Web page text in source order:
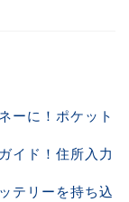
ーに！ポケット
イド！住所入力
テリーを持ち込